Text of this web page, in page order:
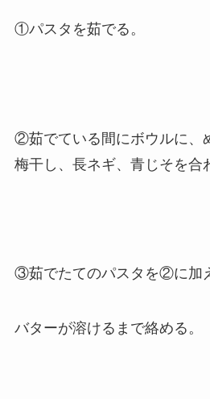
①パスタを茹でる。
②茹でている間にボウルに、
梅干し、長ネギ、青じそを合
③茹でたてのパスタを②に加
バターが溶けるまで絡める。